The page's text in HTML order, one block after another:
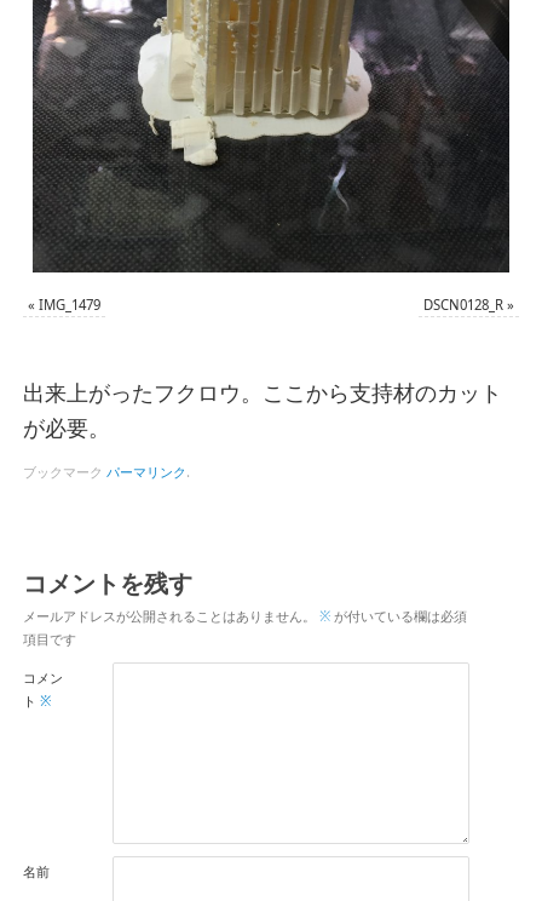
« IMG_1479 DSCN0128_R »
出来上がったフクロウ。ここから支持材のカット
が必要。
ブックマーク パーマリンク .
コメントを残す
メールアドレスが公開されることはありません。 ※が付いている欄は必須
項目です
コメン
ト ※
名前